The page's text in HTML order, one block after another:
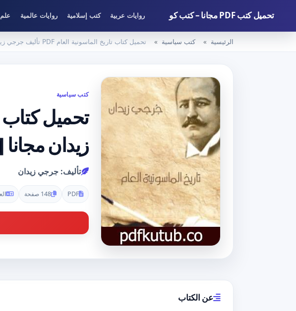
تحميل كتب PDF مجانا – كتب كو روايات عربية كتب إسلامية روايات عالمية
الرئيسية كتب سياسية تحميل كتاب تاريخ الماسونية العام PDF تأليف جرجي زيدان مجانا [كامل]
كتب سياسية
زيدان
تأليف: جرجي زيدان
PDF 148 صفحة
عن الكتاب